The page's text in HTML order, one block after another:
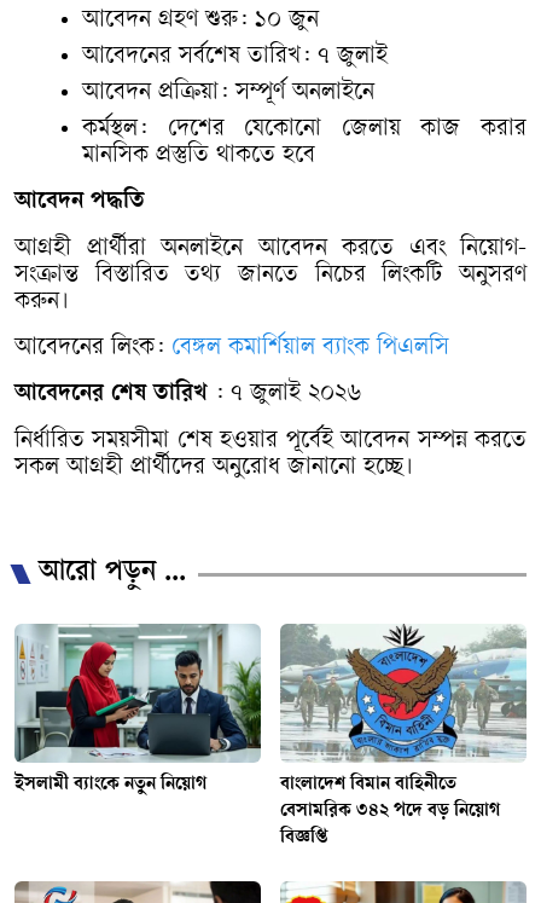
আবেদন গ্রহণ শুরু: ১০ জুন
আবেদনের সর্বশেষ তারিখ: ৭ জুলাই
আবেদন প্রক্রিয়া: সম্পূর্ণ অনলাইনে
কর্মস্থল: দেশের যেকোনো জেলায় কাজ করার
মানসিক প্রস্তুতি থাকতে হবে
আবেদন পদ্ধতি
আগ্রহী প্রার্থীরা অনলাইনে আবেদন করতে এবং নিয়োগ-
সংক্রান্ত বিস্তারিত তথ্য জানতে নিচের লিংকটি অনুসরণ
করুন।
আবেদনের লিংক: বেঙ্গল কমার্শিয়াল ব্যাংক পিএলসি
আবেদনের শেষ তারিখ: ৭ জুলাই ২০২৬
নির্ধারিত সময়সীমা শেষ হওয়ার পূর্বেই আবেদন সম্পন্ন করতে
সকল আগ্রহী প্রার্থীদের অনুরোধ জানানো হচ্ছে।
আরো পড়ুন ...
ইসলামী ব্যাংকে নতুন নিয়োগ
বাংলাদেশ বিমান বাহিনীতে
বেসামরিক ৩৪২ পদে বড় নিয়োগ
বিজ্ঞপ্তি